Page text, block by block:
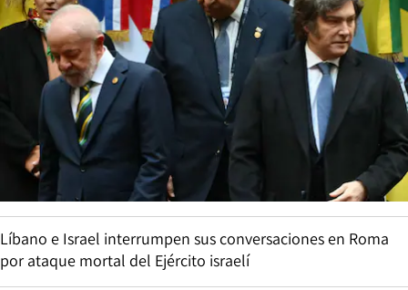
Líbano e Israel interrumpen sus conversaciones en Roma
por ataque mortal del Ejército israelí